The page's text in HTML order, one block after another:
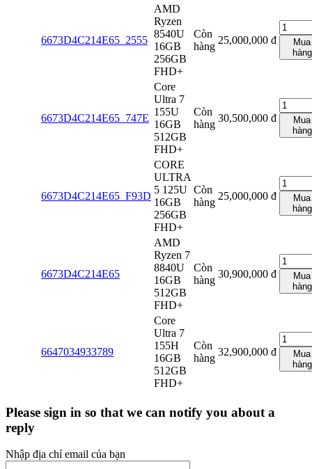
6673D4C214E65_2555
AMD
Ryzen
8540U
16GB
256GB
FHD+
Còn
hàng
25,000,000 đ
Mua
hàng
6673D4C214E65_747E
Core
Ultra 7
155U
16GB
512GB
FHD+
Còn
hàng
30,500,000 đ
Mua
hàng
6673D4C214E65_F93D
CORE
ULTRA
5 125U
16GB
256GB
FHD+
Còn
hàng
25,000,000 đ
Mua
hàng
6673D4C214E65
AMD
Ryzen 7
8840U
16GB
512GB
FHD+
Còn
hàng
30,900,000 đ
Mua
hàng
6647034933789
Core
Ultra 7
155H
16GB
512GB
FHD+
Còn
hàng
32,900,000 đ
Mua
hàng
Please sign in so that we can notify you about a
reply
Nhập địa chỉ email của bạn